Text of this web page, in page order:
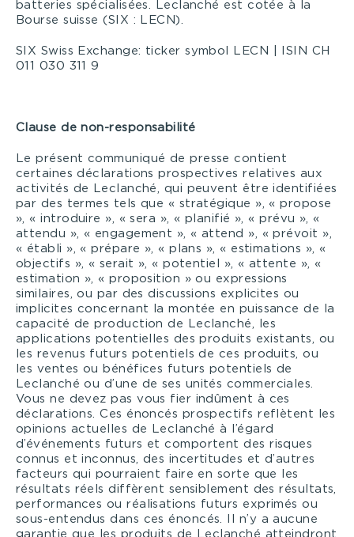
batteries spécialisées. Leclanché est cotée à la
Bourse suisse (SIX : LECN).
SIX Swiss Exchange: ticker symbol LECN | ISIN CH
011 030 311 9
Clause de non-responsabilité
Le présent communiqué de presse contient
certaines déclarations prospectives relatives aux
activités de Leclanché, qui peuvent être identifiées
par des termes tels que « stratégique », « propose
», « introduire », « sera », « planifié », « prévu », «
attendu », « engagement », « attend », « prévoit »,
« établi », « prépare », « plans », « estimations », «
objectifs », « serait », « potentiel », « attente », «
estimation », « proposition » ou expressions
similaires, ou par des discussions explicites ou
implicites concernant la montée en puissance de la
capacité de production de Leclanché, les
applications potentielles des produits existants, ou
les revenus futurs potentiels de ces produits, ou
les ventes ou bénéfices futurs potentiels de
Leclanché ou d’une de ses unités commerciales.
Vous ne devez pas vous fier indûment à ces
déclarations. Ces énoncés prospectifs reflètent les
opinions actuelles de Leclanché à l’égard
d’événements futurs et comportent des risques
connus et inconnus, des incertitudes et d’autres
facteurs qui pourraient faire en sorte que les
résultats réels diffèrent sensiblement des résultats,
performances ou réalisations futurs exprimés ou
sous-entendus dans ces énoncés. Il n’y a aucune
garantie que les produits de Leclanché atteindront